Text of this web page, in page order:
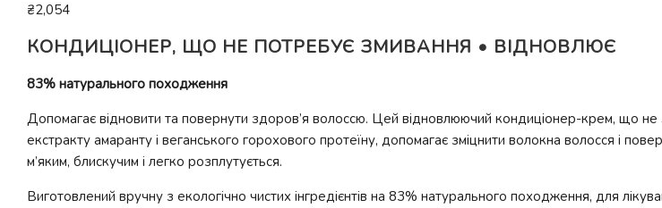
₴2,054
КОНДИЦІОНЕР, ЩО НЕ ПОТРЕБУЄ ЗМИВАННЯ • ВІДНОВЛЮЄ
83% натурального походження
Допомагає відновити та повернути здоров’я волоссю. Цей відновлюючий кондиціонер-крем, що не
екстракту амаранту і веганського горохового протеїну, допомагає зміцнити волокна волосся і
м’яким, блискучим і легко розплутується.
Виготовлений вручну з екологічно чистих інгредієнтів на 83% натурального походження, для